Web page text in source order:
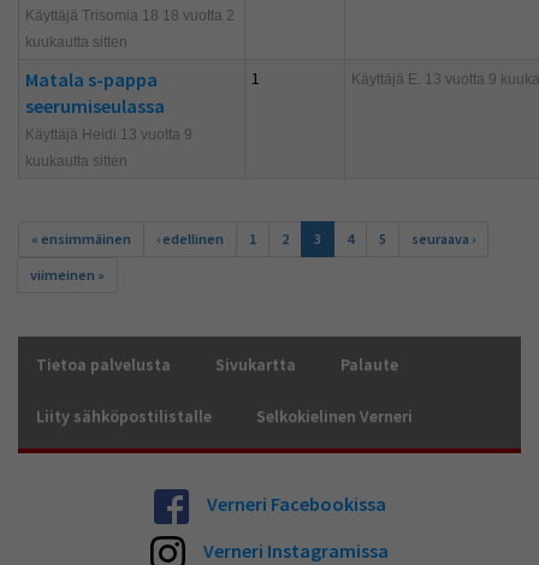
Käyttäjä Trisomia 18 18 vuotta 2
kuukautta sitten
Matala s-pappa
seerumiseulassa
Käyttäjä Heidi 13 vuotta 9
kuukautta sitten
1 Käyttäjä E. 13 vuotta 9
« ensimmäinen ‹ edellinen 1 2 3 4 5
seuraava ›
viimeinen »
Tietoa palvelusta Sivukartta Palaute
Liity sähköpostilistalle Selkokielinen Verneri
Verneri Facebookissa
Verneri Instagramissa